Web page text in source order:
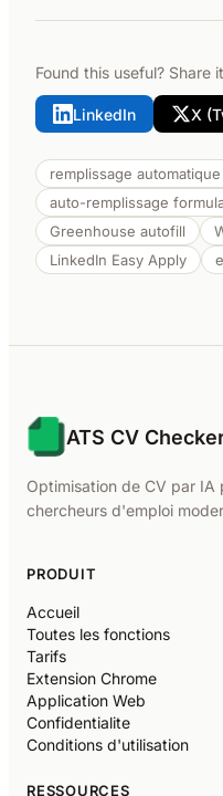
Found this useful? Share
LinkedIn X
remplissage
auto-remplissage
Greenhouse autofill
LinkedIn Easy Apply
ATS CV
Optimisation de CV par IA
chercheurs d'emploi
PRODUIT
Accueil
Toutes les fonctions
Tarifs
Extension Chrome
Application Web
Confidentialite
Conditions d'utilisation
RESSOURCES